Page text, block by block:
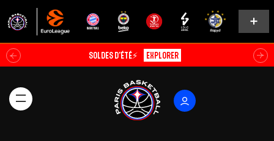
Soldes d’été⚡ Explorer